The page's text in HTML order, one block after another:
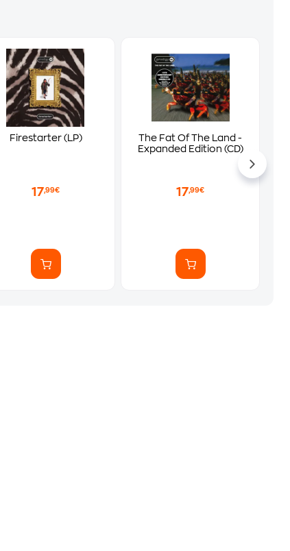
Firestarter (LP)
17,99€
The Fat Of The Land -
Expanded Edition (CD)
17,99€